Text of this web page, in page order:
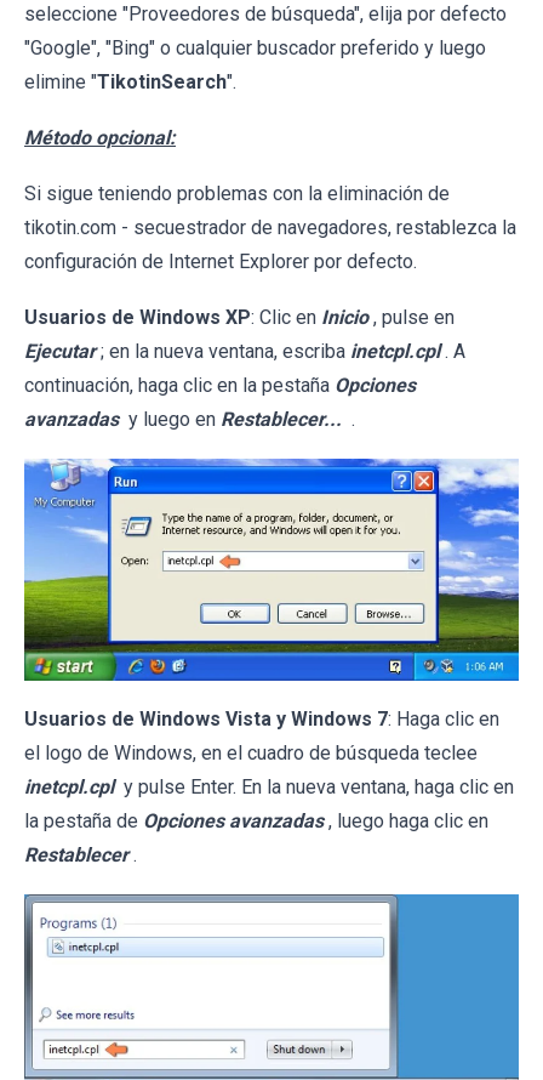
seleccione "Proveedores de búsqueda", elija por defecto
"Google", "Bing" o cualquier buscador preferido y luego
elimine "TikotinSearch".
Método opcional:
Si sigue teniendo problemas con la eliminación de
tikotin.com - secuestrador de navegadores, restablezca la
configuración de Internet Explorer por defecto.
Usuarios de Windows XP: Clic en Inicio , pulse en
Ejecutar ; en la nueva ventana, escriba inetcpl.cpl . A
continuación, haga clic en la pestaña Opciones
avanzadas y luego en Restablecer... .
Usuarios de Windows Vista y Windows 7: Haga clic en
el logo de Windows, en el cuadro de búsqueda teclee
inetcpl.cpl y pulse Enter. En la nueva ventana, haga clic en
la pestaña de Opciones avanzadas , luego haga clic en
Restablecer .